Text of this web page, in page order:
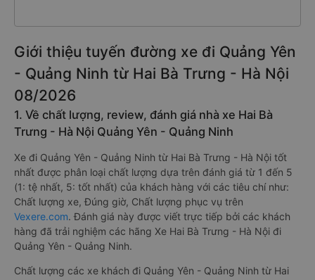
Giới thiệu tuyến đường xe đi Quảng Yên
- Quảng Ninh từ Hai Bà Trưng - Hà Nội
08/2026
1. Về chất lượng, review, đánh giá nhà xe Hai Bà
Trưng - Hà Nội Quảng Yên - Quảng Ninh
Xe đi Quảng Yên - Quảng Ninh từ Hai Bà Trưng - Hà Nội tốt
nhất được phân loại chất lượng dựa trên đánh giá từ 1 đến 5
(1: tệ nhất, 5: tốt nhất) của khách hàng với các tiêu chí như:
Chất lượng xe, Đúng giờ, Chất lượng phục vụ trên
Vexere.com. Đánh giá này được viết trực tiếp bởi các khách
hàng đã trải nghiệm các hãng Xe Hai Bà Trưng - Hà Nội đi
Quảng Yên - Quảng Ninh.
Chất lượng các xe khách đi Quảng Yên - Quảng Ninh từ Hai